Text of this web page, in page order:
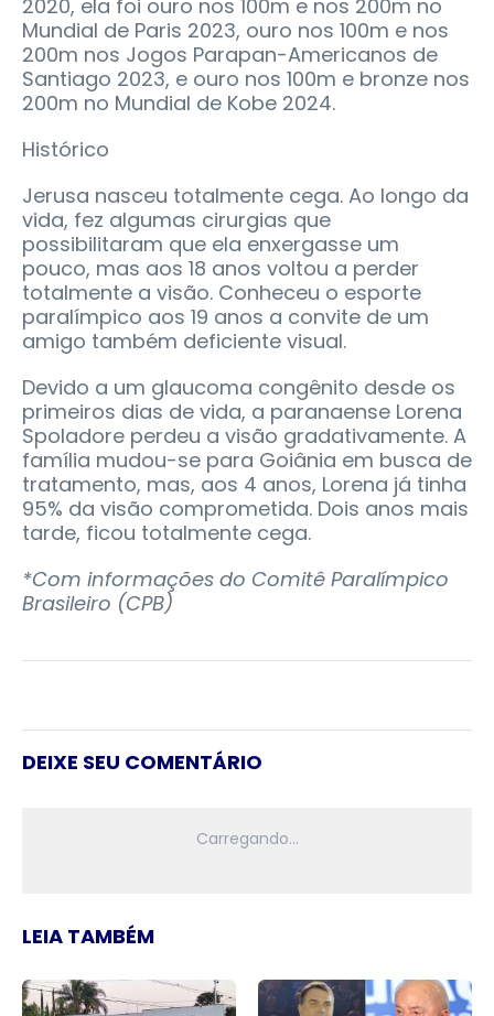
2020, ela foi ouro nos 100m e nos 200m no
Mundial de Paris 2023, ouro nos 100m e nos
200m nos Jogos Parapan-Americanos de
Santiago 2023, e ouro nos 100m e bronze nos
200m no Mundial de Kobe 2024.
Histórico
Jerusa nasceu totalmente cega. Ao longo da
vida, fez algumas cirurgias que
possibilitaram que ela enxergasse um
pouco, mas aos 18 anos voltou a perder
totalmente a visão. Conheceu o esporte
paralímpico aos 19 anos a convite de um
amigo também deficiente visual.
Devido a um glaucoma congênito desde os
primeiros dias de vida, a paranaense Lorena
Spoladore perdeu a visão gradativamente. A
família mudou-se para Goiânia em busca de
tratamento, mas, aos 4 anos, Lorena já tinha
95% da visão comprometida. Dois anos mais
tarde, ficou totalmente cega.
*Com informações do Comitê Paralímpico
Brasileiro (CPB)
DEIXE SEU COMENTÁRIO
LEIA TAMBÉM